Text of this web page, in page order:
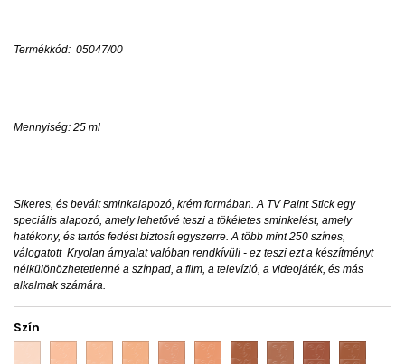
Termékkód: 05047/00
Mennyiség: 25 ml
Sikeres, és bevált sminkalapozó, krém formában. A TV Paint Stick egy
speciális alapozó, amely lehetővé teszi a tökéletes sminkelést, amely
hatékony, és tartós fedést biztosít egyszerre. A több mint 250 színes,
válogatott Kryolan árnyalat valóban rendkívüli - ez teszi ezt a készítményt
nélkülönözhetetlenné a színpad, a film, a televízió, a videojáték, és más
alkalmak számára.
Szín
4W 5W 6W 7W 8W 9W 10W